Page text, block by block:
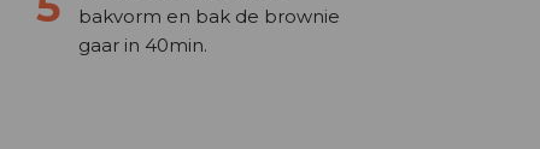
bakvorm en bak de brownie
gaar in 40min.